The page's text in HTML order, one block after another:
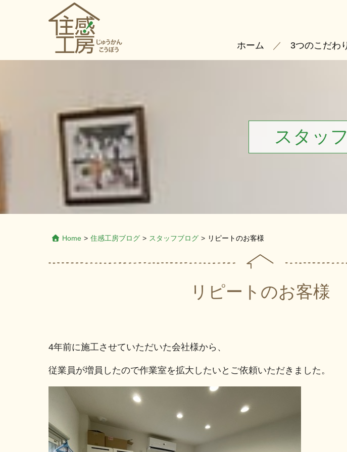
ホーム 3つのこだわ
スタッ
Home > 住感工房ブログ > スタッフブログ > リピートのお客様
リピートのお客様
4年前に施工させていただいた会社様から、
従業員が増員したので作業室を拡大したいとご依頼いただきました。